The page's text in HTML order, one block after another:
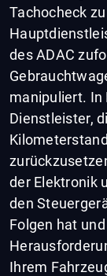
Tachocheck
des ADAC
manipuliert. In
Dienstleister,
der Elektronik
den
Folgen hat
Ihrem